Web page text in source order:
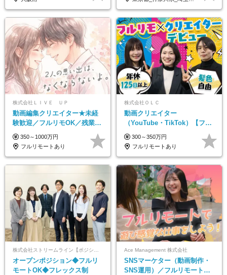
株式会社ＬＩＶＥ ＵＰ
動画編集クリエイター★未経
験歓迎／フルリモOK／残業な
し／年間休日125日／髪・服・
ネイル自由／研修充実で安心
350～1000万円
フルリモートあり
株式会社ＯＬＣ
動画クリエイター
（YouTube・TikTok）【フレ
ックス/フルリモ】未経験OK
｜Web研修1年間｜副業OK
300～350万円
フルリモートあり
株式会社ストリームライン【ポジションマッチ登録】
オープンポジション◆フルリ
モートOK◆フレックス制
Ace Management 株式会社
SNSマーケター（動画制作・
SNS運用）／フルリモートOK